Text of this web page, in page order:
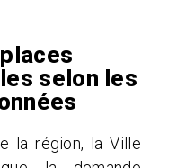
selon les
la région, la Ville